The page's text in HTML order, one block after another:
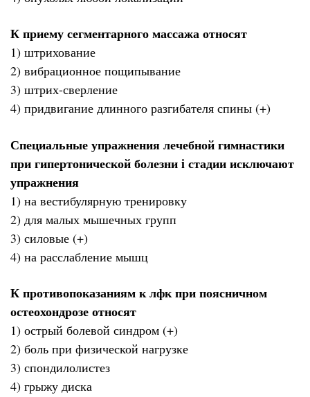
К приему сегментарного массажа относят
1) штрихование
2) вибрационное пощипывание
3) штрих-сверление
4) придвигание длинного разгибателя спины (+)
Специальные упражнения лечебной гимнастики
при гипертонической болезни i стадии исключают
упражнения
1) на вестибулярную тренировку
2) для малых мышечных групп
3) силовые (+)
4) на расслабление мышц
К противопоказаниям к лфк при поясничном
остеохондрозе относят
1) острый болевой синдром (+)
2) боль при физической нагрузке
3) спондилолистез
4) грыжу диска